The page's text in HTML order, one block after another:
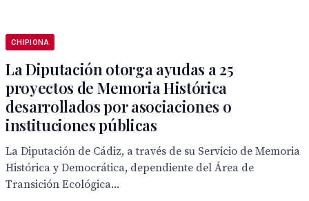
CHIPIONA
La Diputación otorga ayudas a 25
proyectos de Memoria Histórica
desarrollados por asociaciones o
instituciones públicas
La Diputación de Cádiz, a través de su Servicio de Memoria
Histórica y Democrática, dependiente del Área de
Transición Ecológica...